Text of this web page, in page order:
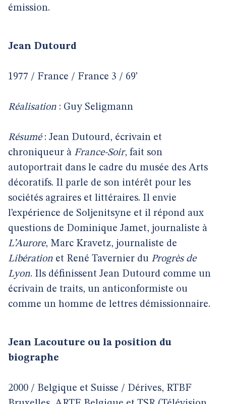
émission.
Jean Dutourd
1977 / France / France 3 / 69’
Réalisation : Guy Seligmann
Résumé: Jean Dutourd, écrivain et
chroniqueur à France-Soir, fait son
autoportrait dans le cadre du musée des Arts
décoratifs. Il parle de son intérêt pour les
sociétés agraires et littéraires. Il envie
l’expérience de Soljenitsyne et il répond aux
questions de Dominique Jamet, journaliste à
L’Aurore, Marc Kravetz, journaliste de
Libération et René Tavernier du Progrès de
Lyon. Ils définissent Jean Dutourd comme un
écrivain de traits, un anticonformiste ou
comme un homme de lettres démissionnaire.
Jean Lacouture ou la position du
biographe
2000 / Belgique et Suisse / Dérives, RTBF